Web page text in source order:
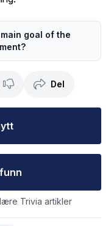
goal of the
Del
Trivia artikler